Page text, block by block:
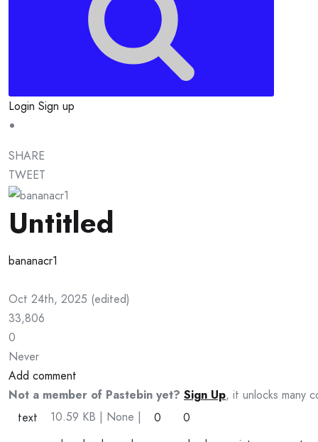
Login Sign up
SHARE
TWEET
Untitled
bananacr1
Oct 24th, 2025 (edited)
33,806
0
Never
Add comment
Not a member of Pastebin yet? Sign Up, it unlocks many
text
10.59 KB | None | 0
0